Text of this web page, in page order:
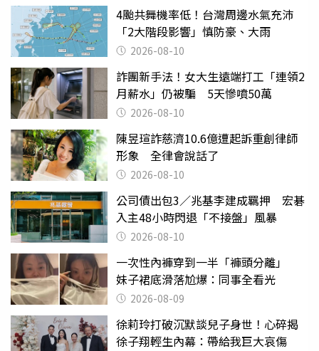
4颱共舞機率低！台灣周邊水氣充沛
「2大階段影響」慎防豪、大雨
2026-08-10
詐團新手法！女大生遠端打工「連領2
月薪水」仍被騙 5天慘噴50萬
2026-08-10
陳昱瑄詐慈濟10.6億遭起訴重創律師
形象 全律會說話了
2026-08-10
公司債出包3／兆基李建成羈押 宏碁
入主48小時閃退「不接盤」風暴
2026-08-10
一次性內褲穿到一半「褲頭分離」
妹子裙底滑落尬爆：同事全看光
2026-08-09
徐莉玲打破沉默談兒子身世！心碎揭
徐子翔輕生內幕：帶給我巨大哀傷